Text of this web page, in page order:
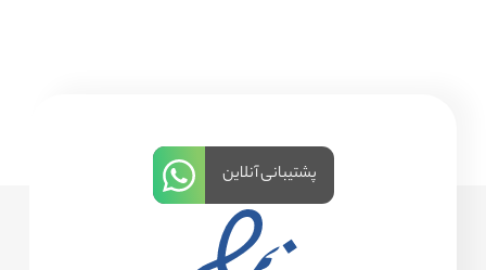
پشتیبانی آنلاین